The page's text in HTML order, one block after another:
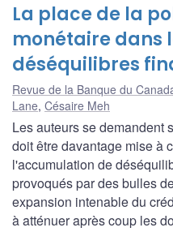
La place de la
monétaire dans
déséquilibres
Revue de la Banque du
Lane, Césaire Meh
Les auteurs se demandent
doit être davantage mise à
l'accumulation de
provoqués par des bulles
expansion intenable du
à atténuer après coup les